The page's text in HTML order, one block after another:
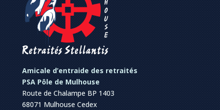
Amicale d’entraide des retraités
PSA Pôle de Mulhouse
Route de Chalampe BP 1403
68071 Mulhouse Cedex